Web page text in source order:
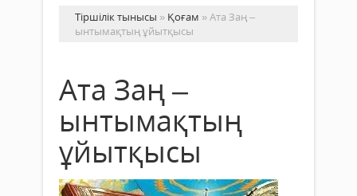
Тіршілік тынысы » Қоғам » Ата Заң –
ынтымақтың ұйытқысы
Ата Заң –
ынтымақтың
ұйытқысы